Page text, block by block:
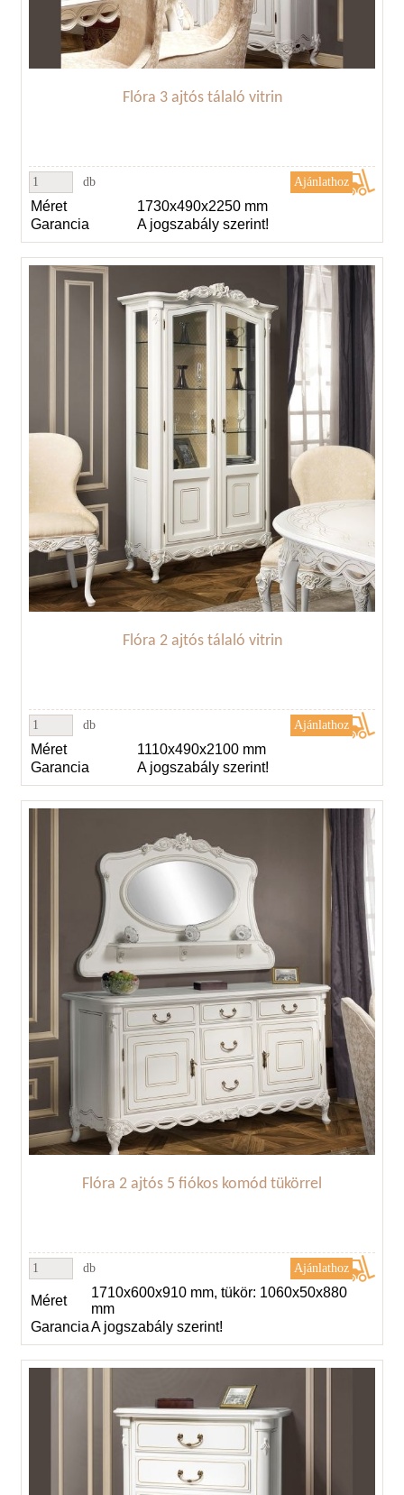
Flóra 3 ajtós tálaló vitrin
db
Méret
1730x490x2250 mm
Garancia
A jogszabály szerint!
Flóra 2 ajtós tálaló vitrin
db
Méret
1110x490x2100 mm
Garancia
A jogszabály szerint!
Flóra 2 ajtós 5 fiókos komód tükörrel
db
Méret
1710x600x910 mm, tükör: 1060x50x880
mm
GaranciaA jogszabály szerint!